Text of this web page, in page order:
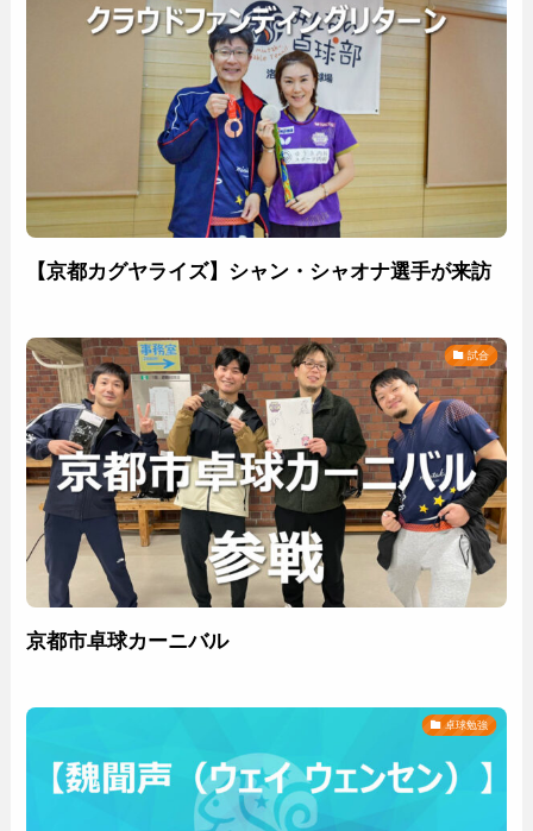
【京都カグヤライズ】シャン・シャオナ選手が来訪
試合
京都市卓球カーニバル
卓球勉強